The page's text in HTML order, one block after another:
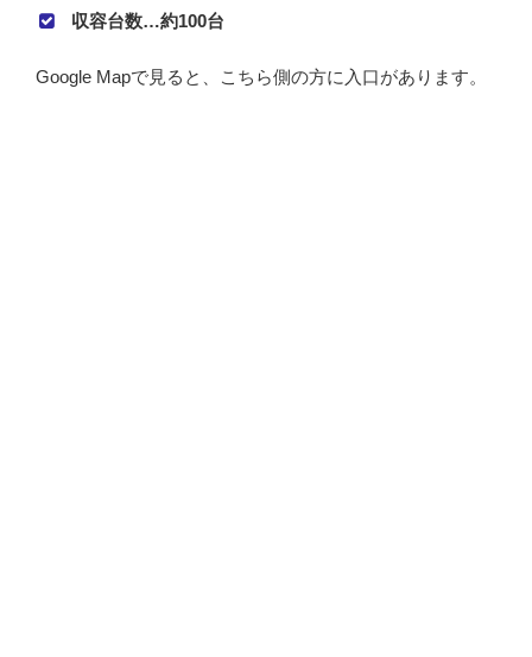
収容台数…約100台
Google Mapで見ると、こちら側の方に入口があります。